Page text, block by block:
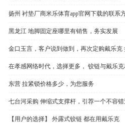
扬州 衬垫厂商米乐体育app官网下载的联系
黑龙江 地脚固定座哪里有销售，务实发展
金口玉言，客户说到做到，再次定购戴乐克
在孝感网络时代，选择更多， 铰链与戴乐
东营 拉紧锁价格多少，为您服务
七台河采购 伸缩式支撑杆，引荐一个不容
【用户的选择】 外露式铰链 都在用戴乐克